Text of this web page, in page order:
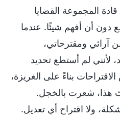
المجموعة القضايا
دون أن أفهم شيئًا. عندما
آرائي ومقترحاتي،
لأنني لم أستطع تحديد
بناءً على الغريزة،
هذا، شعرت بالخجل.
ولا اقتراح أي تعديل.